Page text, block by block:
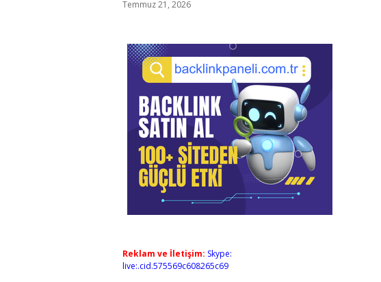
Temmuz 21, 2026
Reklam ve İletişim: Skype:
live:.cid.575569c608265c69